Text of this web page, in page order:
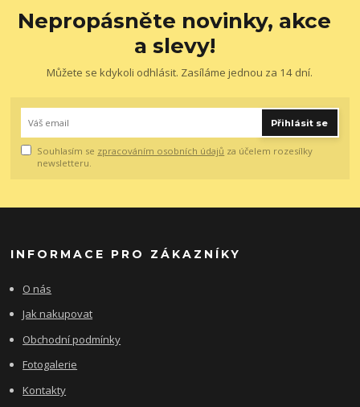
Nepropásněte novinky, akce
a slevy!
Můžete se kdykoli odhlásit. Zasíláme jednou za 14 dní.
Přihlásit se
Souhlasím se zpracováním osobních údajů za účelem rozesílky
newsletteru.
INFORMACE PRO ZÁKAZNÍKY
O nás
Jak nakupovat
Obchodní podmínky
Fotogalerie
Kontakty